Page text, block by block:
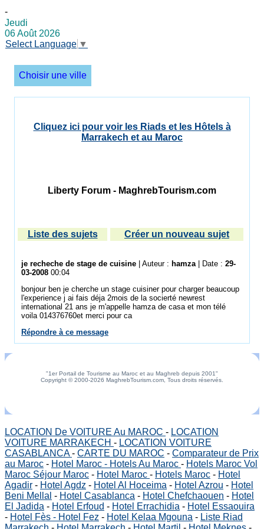
-
Jeudi
06 Août 2026
Select Language ▼
Choisir une ville
Cliquez ici pour voir les Riads et les Hôtels à
Marrakech et au Maroc
Liberty Forum - MaghrebTourism.com
Liste des sujets Créer un nouveau sujet
je recheche de stage de cuisine | Auteur : hamza| Date : 29-
03-2008 00:04
bonjour ben je cherche un stage cuisiner pour charger beaucoup
l'experience j ai fais déja 2mois de la socierté newrest
international 21 ans je m'appelle hamza de casa et mon télé
voila 014376760et merci pour ca
Répondre à ce message
"1er Portail de Tourisme au Maroc et au Maghreb depuis 2001"
Copyright © 2000-2026 MaghrebTourism.com, Tous droits réservés.
LOCATION De VOITURE Au MAROC - LOCATION
VOITURE MARRAKECH - LOCATION VOITURE
CASABLANCA- CARTE DU MAROC - Comparateur de Prix
au Maroc - Hotel Maroc - Hotels Au Maroc - Hotels Maroc Vol
Maroc Séjour Maroc - Hotel Maroc - Hotels Maroc - Hotel
Agadir - Hotel Agdz - Hotel Al Hoceima - Hotel Azrou - Hotel
Beni Mellal - Hotel Casablanca - Hotel Chefchaouen - Hotel
El Jadida - Hotel Erfoud - Hotel Errachidia - Hotel Essaouira
- Hotel Fès - Hotel Fez - Hotel Kelaa Mgouna - Liste Riad